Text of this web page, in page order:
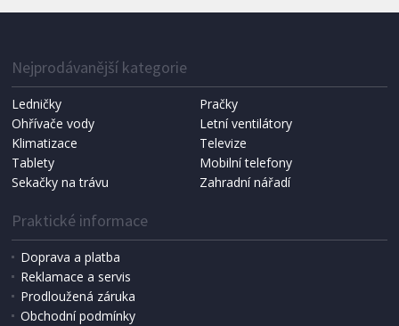
NÁHRADNÍ SÁČKY DO VYSAVAČE
Koma KRA-SB02S (Multi Bag, S-BAG SMS)
Nejprodávanější kategorie
Ledničky
Pračky
Ohřívače vody
Letní ventilátory
Klimatizace
Televize
Tablety
Mobilní telefony
Sekačky na trávu
Zahradní nářadí
Praktické informace
Doprava a platba
Reklamace a servis
Prodloužená záruka
Obchodní podmínky